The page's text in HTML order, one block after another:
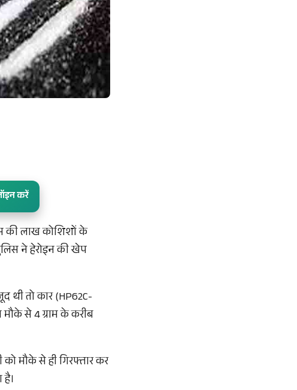
करें
की लाख कोशिशों के
ने हेरोइन की खेप
थी तो कार (HP62C-
से 4 ग्राम के करीब
मौके से ही गिरफ्तार कर